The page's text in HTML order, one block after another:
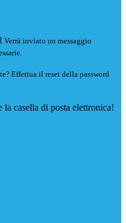
Verrà inviato un messaggio
Effettua il reset della password
casella di posta elettronica!